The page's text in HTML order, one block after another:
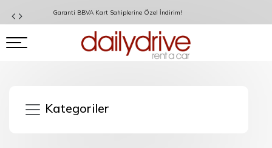
Garanti BBVA Kart Sahiplerine Özel İndirim!
Kategoriler